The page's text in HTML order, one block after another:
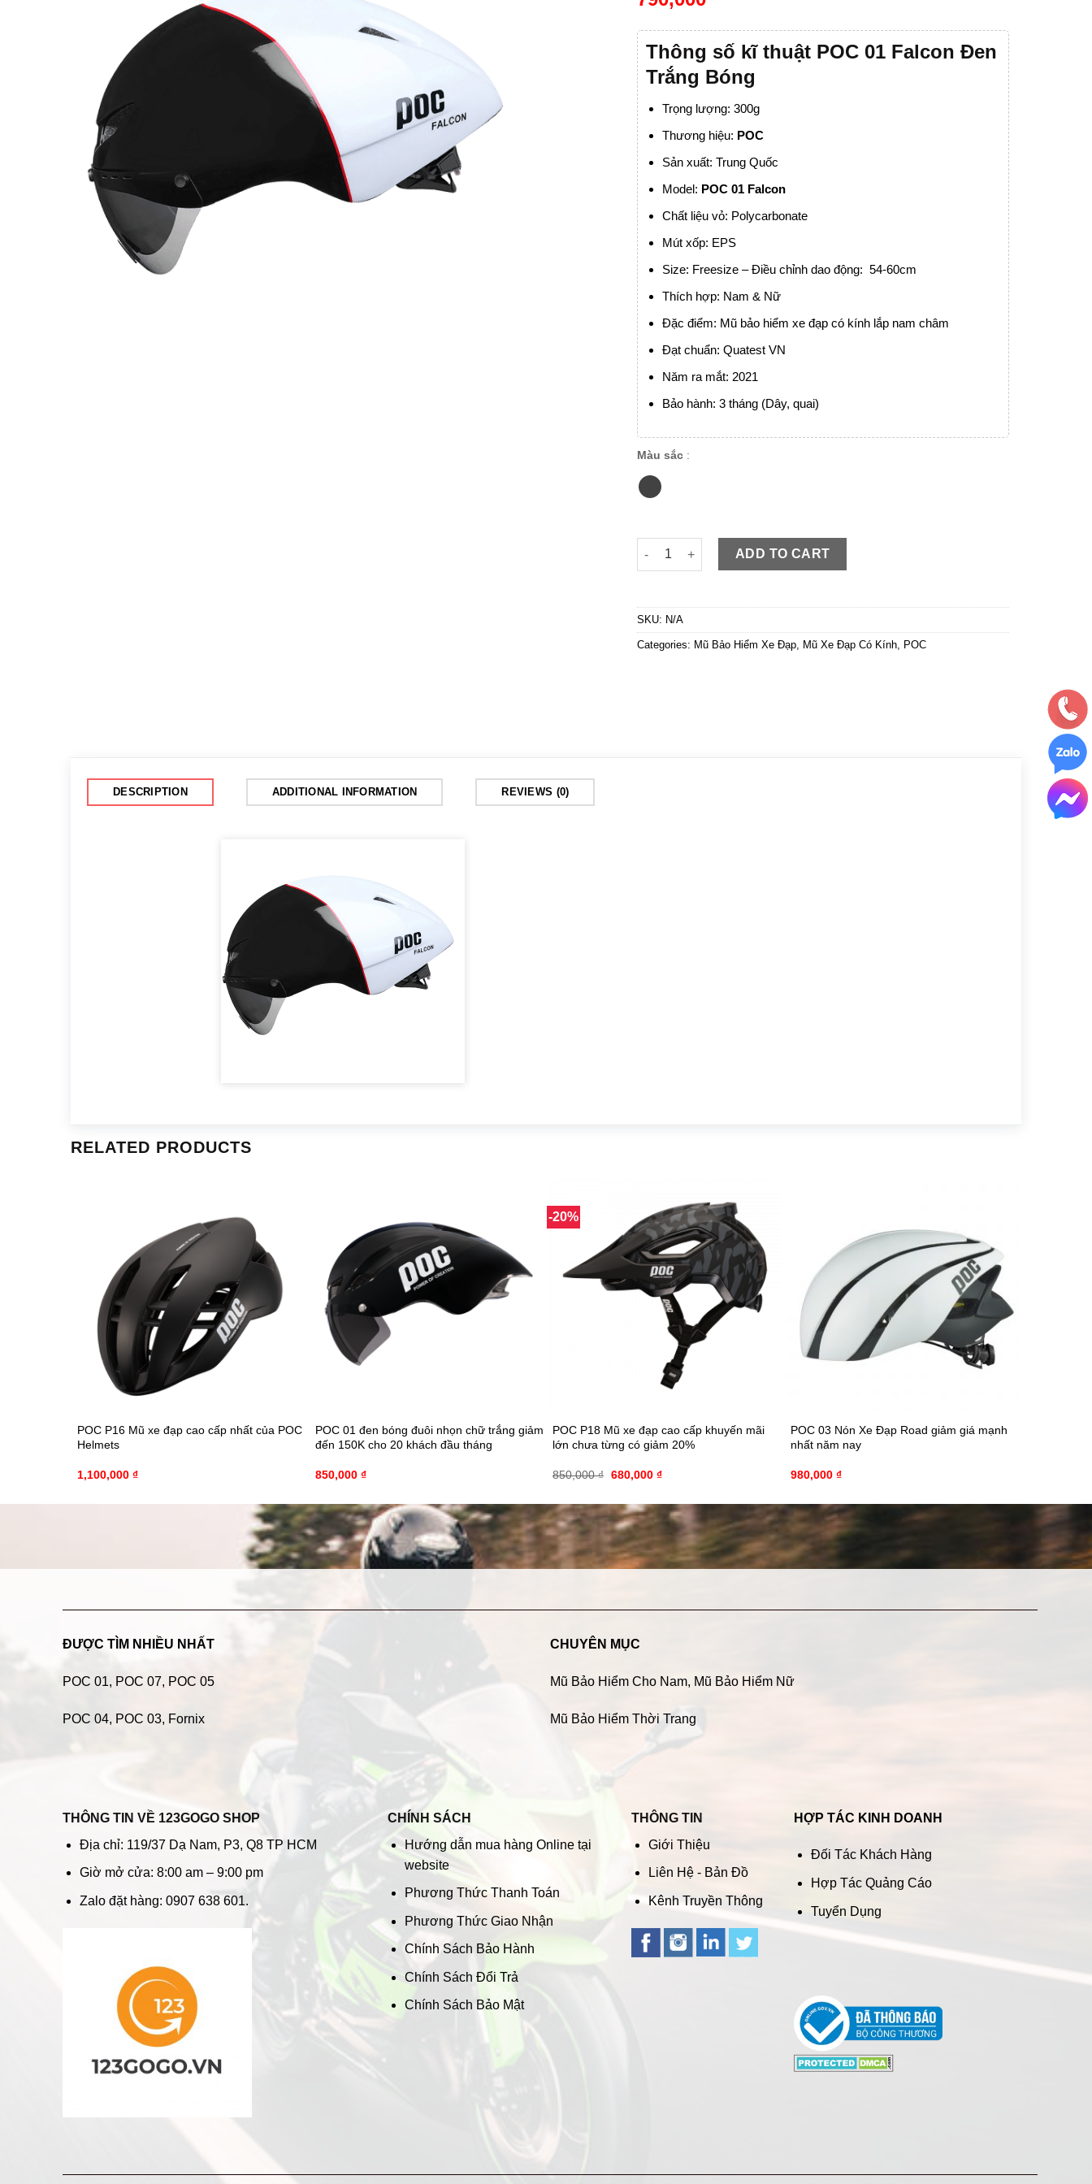
Thông số kĩ thuật POC 01 Falcon Đen
Trắng Bóng
Trọng lượng: 300g
Thương hiệu: POC
Sản xuất: Trung Quốc
Model: POC 01 Falcon
Chất liệu vỏ: Polycarbonate
Mút xốp: EPS
Size: Freesize – Điều chỉnh dao động: 54-60cm
Thích hợp: Nam & Nữ
Đặc điểm: Mũ bảo hiểm xe đạp có kính lắp nam châm
Đạt chuẩn: Quatest VN
Năm ra mắt: 2021
Bảo hành: 3 tháng (Dây, quai)
Màu sắc :
POC 01 Falcon Đen Trắng Bóng quantity
ADD TO CART
SKU: N/A
Categories: Mũ Bảo Hiểm Xe Đạp, Mũ Xe Đạp Có Kính, POC
DESCRIPTION ADDITIONAL INFORMATION REVIEWS (0)
RELATED PRODUCTS
POC P16 Mũ xe đạp cao cấp nhất của POC
Helmets
1,100,000 ₫
POC 01 đen bóng đuôi nhọn chữ trắng giảm
đến 150K cho 20 khách đầu tháng
850,000 ₫
-20%
POC P18 Mũ xe đạp cao cấp khuyến mãi
lớn chưa từng có giảm 20%
850,000₫ 680,000₫
POC 03 Nón Xe Đạp Road giảm giá mạnh
nhất năm nay
980,000 ₫
ĐƯỢC TÌM NHIỀU NHẤT
POC 01, POC 07, POC 05
POC 04, POC 03, Fornix
CHUYÊN MỤC
Mũ Bảo Hiểm Cho Nam, Mũ Bảo Hiểm Nữ
Mũ Bảo Hiểm Thời Trang
THÔNG TIN VỀ 123GOGO SHOP
Địa chỉ: 119/37 Dạ Nam, P3, Q8 TP HCM
Giờ mở cửa: 8:00 am – 9:00 pm
Zalo đặt hàng: 0907 638 601.
CHÍNH SÁCH
Hướng dẫn mua hàng Online tại
website
Phương Thức Thanh Toán
Phương Thức Giao Nhận
Chính Sách Bảo Hành
Chính Sách Đổi Trả
Chính Sách Bảo Mật
THÔNG TIN
Giới Thiệu
Liên Hệ - Bản Đồ
Kênh Truyền Thông
HỢP TÁC KINH DOANH
Đối Tác Khách Hàng
Hợp Tác Quảng Cáo
Tuyển Dụng